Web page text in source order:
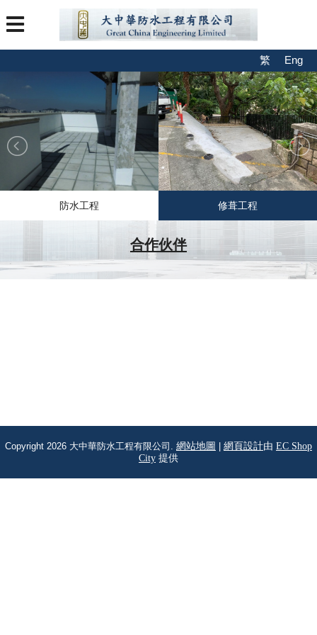
繁 Eng
防水工程 修葺工程
合作伙伴
Copyright 2026 大中華防水工程有限公司. 網站地圖 網頁設計由 EC Shop
City 提供